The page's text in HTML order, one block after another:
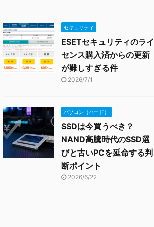
セキュリティ
ESETセキュリティのライ
センス購入済からの更新
が難しすぎる件
2026/7/1
パソコン（ハード）
SSDは今買うべき？
NAND高騰時代のSSD選
びと古いPCを延命する判
断ポイント
2026/6/22